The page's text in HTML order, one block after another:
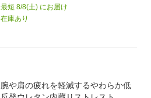
最短 8/8(土) にお届け
在庫あり
腕や肩の疲れを軽減するやわらか低